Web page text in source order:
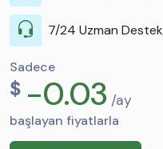
7/24 Uzman Destek
Sadece
$ -0.03 /ay
başlayan fiyatlarla